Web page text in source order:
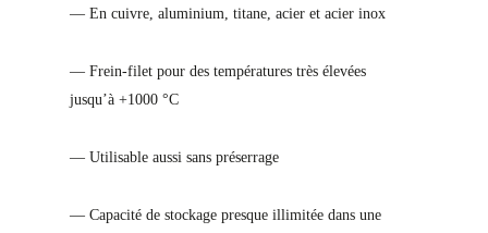
— En cuivre, aluminium, titane, acier et acier inox
— Frein-filet pour des températures très élevées
jusqu’à +1000 °C
— Utilisable aussi sans préserrage
— Capacité de stockage presque illimitée dans une